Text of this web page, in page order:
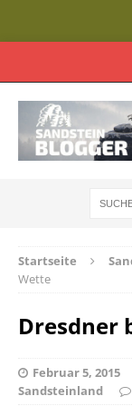
Startseite
Wette
Dresdner
Februar 5, 2015
Sandsteinland